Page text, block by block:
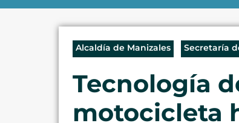
Alcaldía de Manizales Secretaría
Tecnología
motocicleta